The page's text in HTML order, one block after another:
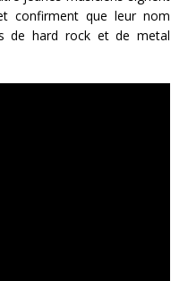
confirment que leur nom
de hard rock et de metal